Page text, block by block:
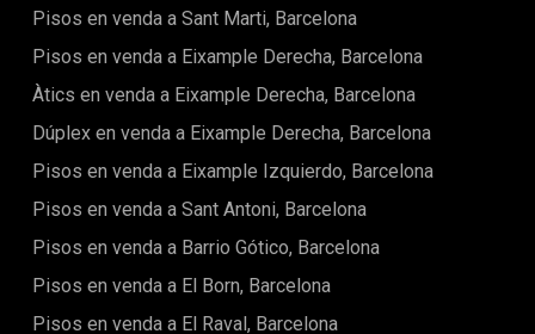
Pisos en venda a Sant Marti, Barcelona
Pisos en venda a Eixample Derecha, Barcelona
Àtics en venda a Eixample Derecha, Barcelona
Dúplex en venda a Eixample Derecha, Barcelona
Pisos en venda a Eixample Izquierdo, Barcelona
Pisos en venda a Sant Antoni, Barcelona
Pisos en venda a Barrio Gótico, Barcelona
Pisos en venda a El Born, Barcelona
Pisos en venda a El Raval, Barcelona